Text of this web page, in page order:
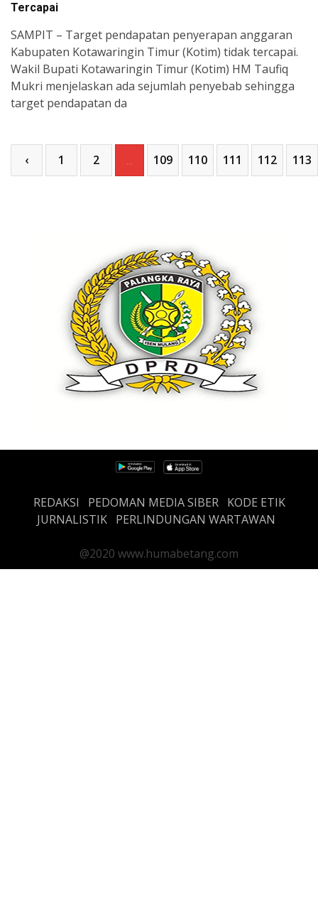
Tercapai
SAMPIT – Target pendapatan penyerapan anggaran
Kabupaten Kotawaringin Timur (Kotim) tidak tercapai.
Wakil Bupati Kotawaringin Timur (Kotim) HM Taufiq
Mukri menjelaskan ada sejumlah penyebab sehingga
target pendapatan da
‹ 1 2 ... 109 110 111 112 113
REDAKSI PEDOMAN MEDIA SIBER
KODE ETIK
JURNALISTIK PERLINDUNGAN WARTAWAN
@2020 www.humabetang.com